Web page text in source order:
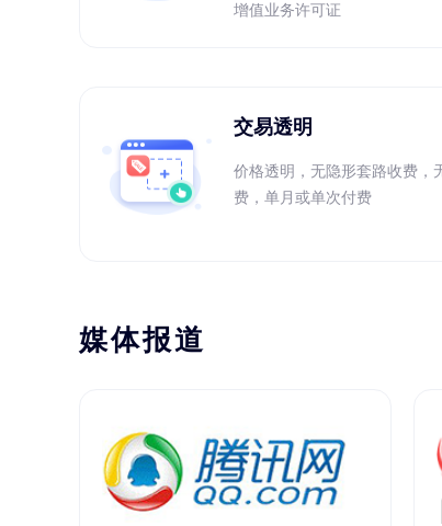
增值业务许可证
交易透明
价格透明，无隐形套路收费，
费，单月或单次付费
媒体报道